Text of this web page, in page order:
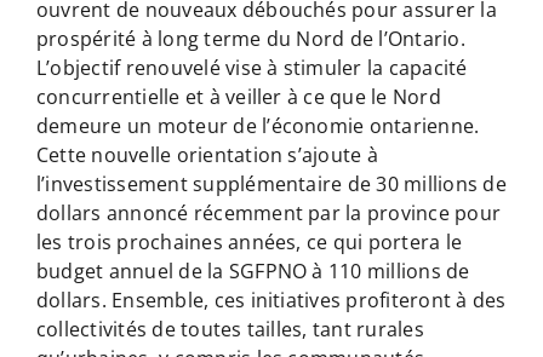
ouvrent de nouveaux débouchés pour assurer la
prospérité à long terme du Nord de l’Ontario.
L’objectif renouvelé vise à stimuler la capacité
concurrentielle et à veiller à ce que le Nord
demeure un moteur de l’économie ontarienne.
Cette nouvelle orientation s’ajoute à
l’investissement supplémentaire de 30 millions de
dollars annoncé récemment par la province pour
les trois prochaines années, ce qui portera le
budget annuel de la SGFPNO à 110 millions de
dollars. Ensemble, ces initiatives profiteront à des
collectivités de toutes tailles, tant rurales